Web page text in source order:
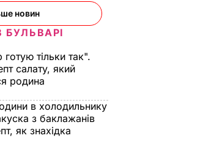
новин
тільки так".
салату, який
родина
в холодильнику
з баклажанів
як знахідка